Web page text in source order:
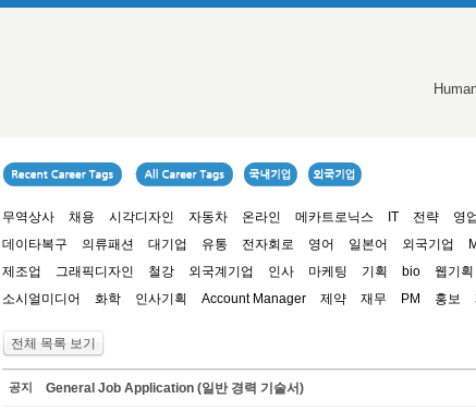
무역상사 채용 시각디자인 자동차 온라인 메카트로닉스 IT 전략 영업
데이타복구
의류패션 대기업 유통 전자회로 영어 일본어 외국기업
제조업
그래픽디자인 철강 외국계기업 인사 마케팅 기획 bio 웹기획
소시얼미디어
화학 인사기획 Account Manager 제약 재무 PM 홍보
전체 목록 보기
공지 General Job Application (일반 경력 기술서)